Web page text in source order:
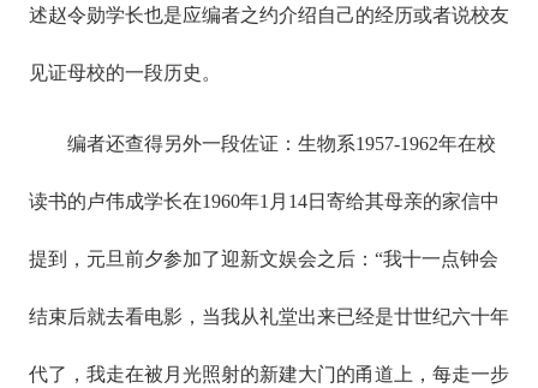
述赵令勋学长也是应编者之约介绍自己的经历或者说校友
见证母校的一段历史。
编者还查得另外一段佐证：生物系1957-1962年在校
读书的卢伟成学长在1960年1月14日寄给其母亲的家信中
提到，元旦前夕参加了迎新文娱会之后：“我十一点钟会
结束后就去看电影，当我从礼堂出来已经是廿世纪六十年
代了，我走在被月光照射的新建大门的甬道上，每走一步